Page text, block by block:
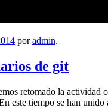
poradmin.
de git
retomado la
este tiempo se han